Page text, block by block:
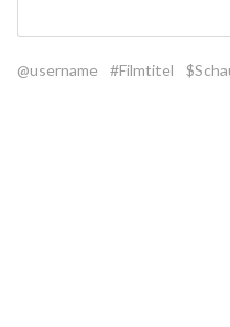
@username #Filmtitel